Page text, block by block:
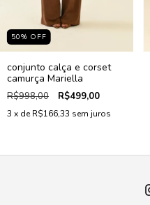
50% OFF
conjunto calça e corset
camurça Mariella
R$998,00 R$499,00
3 x deR$166,33 sem juros